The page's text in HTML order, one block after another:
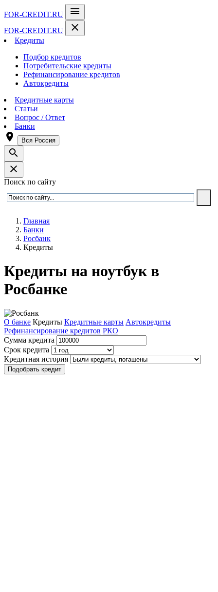
FOR-CREDIT.RU menu
FOR-CREDIT.RU close
Кредиты
Подбор кредитов
Потребительские кредиты
Рефинансирование кредитов
Автокредиты
Кредитные карты
Статьи
Вопрос / Ответ
Банки
room Вся Россия
search
close
Поиск по сайту
Главная
Банки
Росбанк
Кредиты
Кредиты на ноутбук в
Росбанке
О банке Кредиты Кредитные карты Автокредиты
Рефинансирование кредитов РКО
Сумма кредита
Срок кредита
Кредитная история
Подобрать кредит